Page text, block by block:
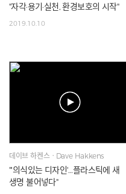
"자각·용기·실천, 환경보호의 시작"
2019.10.10
데이브 하켄스ㆍDave Hakkens
"'의식있는 디자인'…플라스틱에 새
생명 불어넣다"